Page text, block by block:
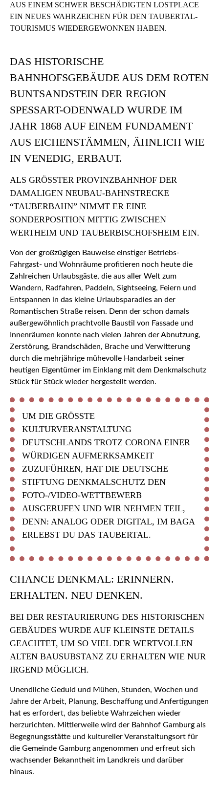
US EINEM SCHWER BESCHÄDIGTEN LOSTPLACE E
IN NEUES WAHRZEICHEN FÜR DEN TAUBERTAL-T
OURISMUS WIEDERGEWONNEN HABEN.
DAS HISTORISCHE
BAHNHOFSGEBÄUDE AUS DEM ROTEN
BUNTSANDSTEIN DER REGION
SPESSART-ODENWALD WURDE IM
JAHR 1868 AUF EINEM FUNDAMENT
AUS EICHENSTÄMMEN, ÄHNLICH WIE
IN VENEDIG, ERBAUT.
ALS GRÖSSTER PROVINZBAHNHOF DER D
AMALIGEN NEUBAU-BAHNSTRECKE “
TAUBERBAHN” NIMMT ER EINE S
ONDERPOSITION MITTIG ZWISCHEN W
ERTHEIM UND TAUBERBISCHOFSHEIM EIN.
Von der großzügigen Bauweise einstiger Betriebs-
Fahrgast- und Wohnräume profitieren noch heute die
Zahlreichen Urlaubsgäste, die aus aller Welt zum
Wandern, Radfahren, Paddeln, Sightseeing, Feiern und
Entspannen in das kleine Urlaubsparadies an der
Romantischen Straße reisen. Denn der schon damals
außergewöhnlich prachtvolle Baustil von Fassade und
Innenräumen konnte nach vielen Jahren der Abnutzung,
Zerstörung, Brandschäden, Brache und Verwitterung
durch die mehrjährige mühevolle Handarbeit seiner
heutigen Eigentümer im Einklang mit dem Denkmalschutz
Stück für Stück wieder hergestellt werden.
UM DIE GRÖSSTE K
ULTURVERANSTALTUNG D
EUTSCHLANDS TROTZ CORONA EINER W
ÜRDIGEN AUFMERKSAMKEIT Z
UZUFÜHREN, HAT DIE DEUTSCHE S
TIFTUNG DENKMALSCHUTZ DEN F
OTO-/VIDEO-WETTBEWERB A
USGERUFEN UND WIR NEHMEN TEIL, D
ENN: ANALOG ODER DIGITAL, IM BAGA E
RLEBST DU DAS TAUBERTAL.
CHANCE DENKMAL: ERINNERN.
ERHALTEN. NEU DENKEN.
BEI DER RESTAURIERUNG DES HISTORISCHEN
GEBÄUDES WURDE AUF KLEINSTE DETAILS
GEACHTET, UM SO VIEL DER WERTVOLLEN
ALTEN BAUSUBSTANZ ZU ERHALTEN WIE NUR
IRGEND MÖGLICH.
Unendliche Geduld und Mühen, Stunden, Wochen und
Jahre der Arbeit, Planung, Beschaffung und Anfertigungen
hat es erfordert, das beliebte Wahrzeichen wieder
herzurichten. Mittlerweile wird der Bahnhof Gamburg als
Begegnungsstätte und kultureller Veranstaltungsort für
die Gemeinde Gamburg angenommen und erfreut sich
wachsender Bekanntheit im Landkreis und darüber
hinaus.